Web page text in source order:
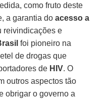
como fruto deste
a garantia doacesso a
reivindicações e
foi pioneiro na
de drogas que
de HIV. O
outros aspectos tão
obrigar o governo a